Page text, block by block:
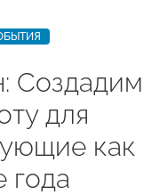
Создадим
для
как
года